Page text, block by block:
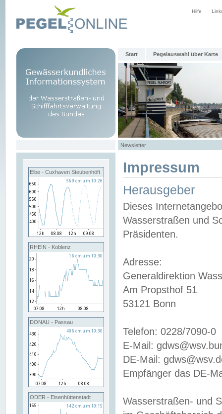
Hilfe
Start Pegelauswahl über Karte
Newsletter
Elbe - Cuxhaven Steubenhöft
RHEIN - Koblenz
DONAU - Passau
ODER - Eisenhüttenstadt
Impressum
Herausgeber
Dieses
Wasserstraßen und
Präsidenten.
Adresse:
Generaldirektion
Am Propsthof 51
53121 Bonn
Telefon: 0228/7090-0
E-Mail:
DE-Mail:
Empfänger das DE-
Wasserstraßen- und